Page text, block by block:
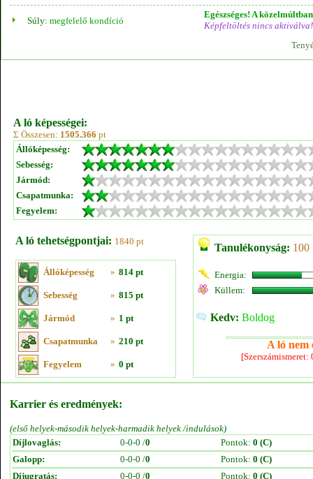
Súly: megfelelő kondíció
Egészséges! A
Képfeltöltés nincs aktiválva!
A ló képességei:
Σ Összesen: 1505.366 pt
Állóképesség:
Sebesség:
Jármód:
Csapatmunka:
Fegyelem:
A ló tehetségpontjai: 1840 pt
Állóképesség » 814 pt
Sebesség » 815 pt
Jármód » 1 pt
Csapatmunka » 210 pt
Fegyelem » 0 pt
Tanulékonyság: 100
Energia:
Küllem:
Kedv: Boldog
A ló nem
Karrier és eredmények:
(első helyek-második helyek-harmadik helyek /indulások)
Díjlovaglás:
0-0-0 /0 Pontok: 0 (C)
Galopp:
0-0-0 /0 Pontok: 0 (C)
Díjugratás:
0-0-0 /0 Pontok: 0 (C)